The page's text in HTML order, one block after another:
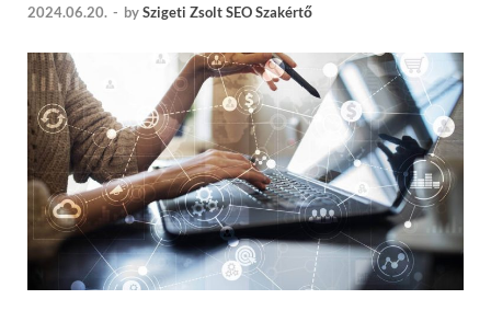
2024.06.20. - bySzigeti Zsolt SEO Szakértő